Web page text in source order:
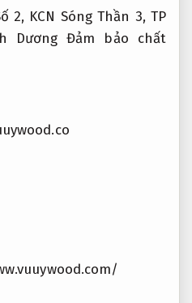
2, KCN Sóng Thần 3, TP
DươngĐảm bảo chất